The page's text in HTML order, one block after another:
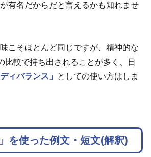
有名だからだと言えるかも知れませ
こそほとんど同じですが、精神的な
比較で持ち出されることが多く、日
ディバランス」
としての使い方はしま
を使った例文・短文(解釈)